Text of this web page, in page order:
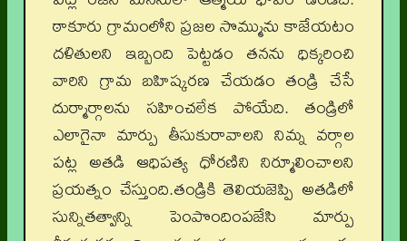
ఠాకూరు గ్రామంలోని ప్రజల సొమ్మును కాజేయటం
దళితులని ఇబ్బంది పెట్టడం తనను ధిక్కరించి
వారిని గ్రామ బహిష్కరణ చేయడం తండ్రి చేసే
దుర్మార్గాలను సహించలేక పోయేది. తండ్రిలో
ఎలాగైనా మార్పు తీసుకురావాలని నిమ్న వర్గాల
పట్ల అతడి ఆధిపత్య ధోరణిని నిర్మూలించాలని
ప్రయత్నం చేస్తుంది.తండ్రికి తెలియజెప్పి అతడిలో
సున్నితత్వాన్ని పెంపొందింపజేసి మార్పు